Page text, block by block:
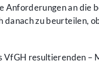
Anforderungen an
zu beurteilen,
VfGH resultierenden